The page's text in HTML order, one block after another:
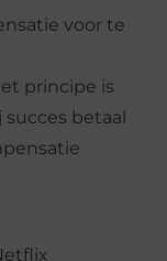
voor te
principe is
succes betaal